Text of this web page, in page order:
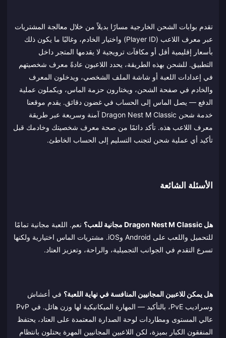
تقدم بوابات الشحن الخارجية مسارًا بديلاً من خلال معالجة المشتريات
عبر معرف اللاعب (Player ID) واختيار الخادم، وغالبًا ما يكون ذلك
بأسعار إقليمية أقل أو مكافآت ترويجية لا يقدمها المتجر داخل
التطبيق. للشحن بهذه الطريقة، يحدد اللاعبون عادةً معرف شخصيتهم
في إعدادات اللعبة أو شاشة الملف الشخصي، ويدخلون المعرف
والخادم في صفحة الشحن، ويختارون حزمة الماس، ويكملون عملية
الدفع — يصل الماس إلى الحساب في غضون دقائق. يقدم موقعنا
خدمة شحن Dragon Nest M Classic آمنة وسريعة عبر طريقة
معرف اللاعب هذه. تأكد دائمًا من صحة معرف شخصيتك وخادمك قبل
تأكيد أي عملية شحن لتجنب التسليم إلى الحساب الخاطئ.
الأسئلة الشائعة
هل Dragon Nest M Classic مجانية للعب؟
نعم. اللعبة مجانية تمامًا
للتحميل واللعب على Android وiOS. مشتريات الماس اختيارية ولكنها
تسرع التقدم في الجوانب التجميلية، والراحة، وتعزيز العتاد.
هل يمكن للاعبين المجانيين المنافسة في نهاية اللعبة؟ في أعشاش
وسراديب PvE، بالتأكيد — المهارة الميكانيكية لها وزن هائل. في PvP
عالي المستوى ومطاردات لوحة الصدارة المعتمدة على العتاد، يحتفظ
المنفقون الكبار بميزة، لكن اللاعبين المجانيين المهرة يحتلون بانتظام